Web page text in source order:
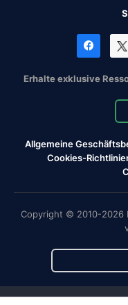
Erhalte exklusive
Allgemeine
Cookies-
Copyright © 2010-2026